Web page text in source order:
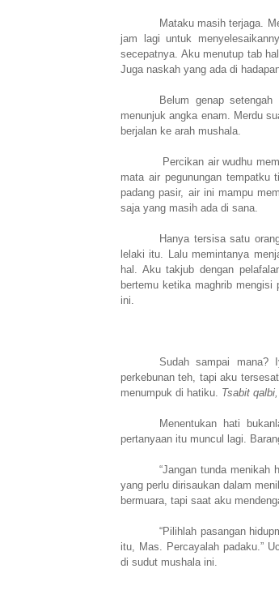
Mataku masih terjaga.
jam lagi untuk
secepatnya. Aku menutup tab
Juga naskah yang ada di
Belum genap
menunjuk angka enam. Merdu
berjalan ke arah mushala.
Percikan air wudhu
mata air pegunungan tempatku
padang pasir, air ini mampu
saja yang masih ada di sana.
Hanya tersisa satu
lelaki itu. Lalu memintanya
hal. Aku takjub dengan
bertemu ketika maghrib
ini.
Sudah sampai mana?
perkebunan teh, tapi aku
menumpuk di hatiku. Tsabit
Menentukan hati
pertanyaan itu muncul lagi.
“Jangan tunda menikah
yang perlu dirisaukan dalam
bermuara, tapi saat aku
“Pilihlah pasangan
itu, Mas. Percayalah padaku.”
di sudut mushala ini.